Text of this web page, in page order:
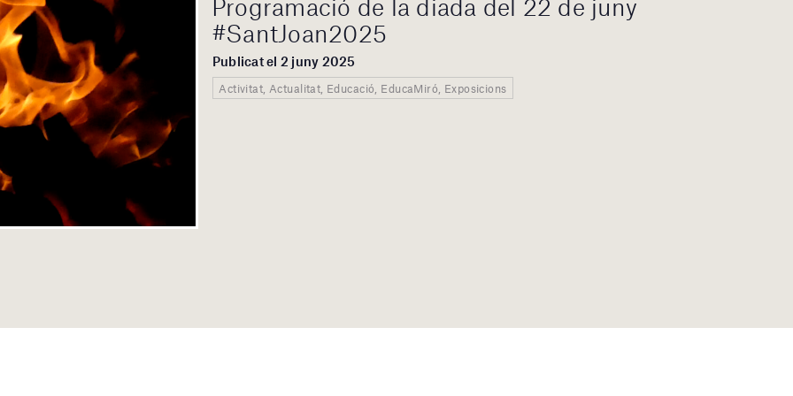
Programació de la diada del 22 de juny
#SantJoan2025
Publicat el 2 juny 2025
Activitat, Actualitat, Educació, EducaMiró, Exposicions